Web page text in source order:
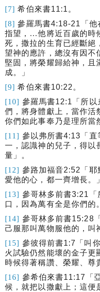
[7] 希伯來書11:1 。
[8] 參羅馬書4:18-21 「 他
指望， …他將近百歲的時
死，撒拉的生育已經斷絕
望神的應許，總沒有因不
堅固，將榮耀歸給神，且
成。
」
[9] 希伯來書10:22 。
[10] 參羅馬書12:1
「所
們，將身體獻上，當作活
你們如此事奉乃是理所當
[11] 參以弗所書4:13 「
一，認識神的兒子，得以
量」。
[12] 參路加福音2:52
「
愛他的心，都一齊增長。」
[13] 參哥林多前書3:21
口，因為萬有全是你們的
[14] 參哥林多前書15:28
己服那叫萬物服他的，叫
[15] 參彼得前書1:7
「叫
火試驗仍然能壞的金子更
時候得著稱讚、榮耀、尊
[16] 參希伯來書11:17
「
候，就把以撒獻上；這便